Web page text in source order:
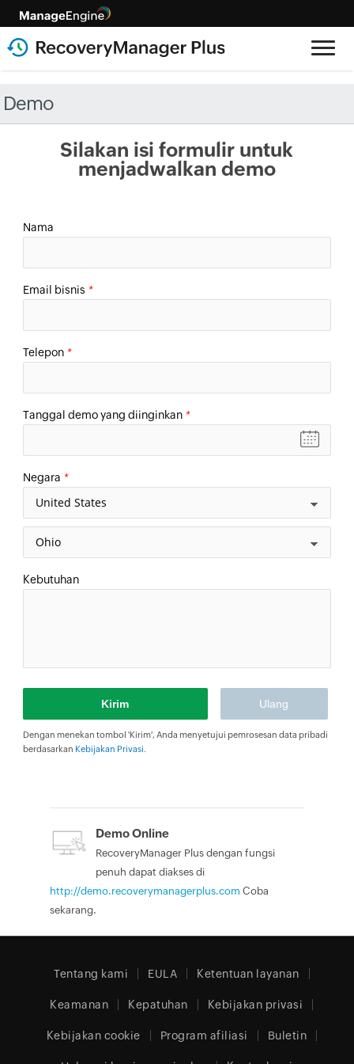
Demo
Silakan isi formulir untuk
menjadwalkan demo
Nama
Email bisnis *
Telepon *
Tanggal demo yang diinginkan *
Negara *
Kebutuhan
Dengan menekan tombol 'Kirim', Anda menyetujui pemrosesan data pribadi
berdasarkan Kebijakan Privasi
Demo Online
RecoveryManager Plus dengan fungsi
penuh dapat diakses di
http://demo.recoverymanagerplus.com Coba
sekarang.
Tentang kami EULA Ketentuan layanan
Keamanan Kepatuhan Kebijakan privasi
Kebijakan cookie Program afiliasi Buletin